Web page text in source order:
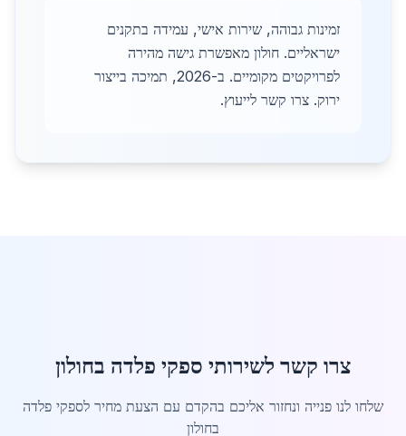
זמינות גבוהה, שירות אישי, עמידה בתקנים
ישראליים. חולון מאפשרת גישה מהירה
לפרויקטים מקומיים. ב-2026, תמיכה בייצור
ירוק. צרו קשר לייעוץ.
צרו קשר לשירותי ספקי פלדה בחולון
שלחו לנו פנייה ונחזור אליכם בהקדם עם הצעת מחיר לספקי פלדה
בחולון